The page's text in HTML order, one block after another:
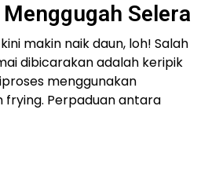
Selera
makin naik daun, loh! Salah
dibicarakan adalah keripik
menggunakan
frying. Perpaduan antara